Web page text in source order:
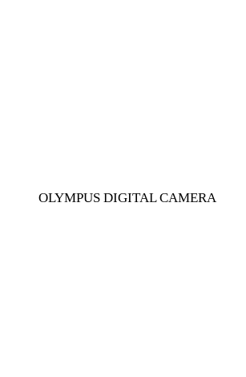
OLYMPUS DIGITAL CAMERA